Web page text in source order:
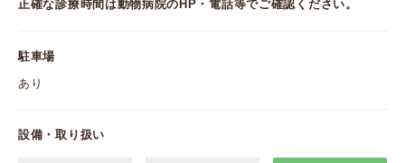
正確な診療時間は動物病院のHP・電話等でご確認ください。
駐車場
あり
設備・取り扱い